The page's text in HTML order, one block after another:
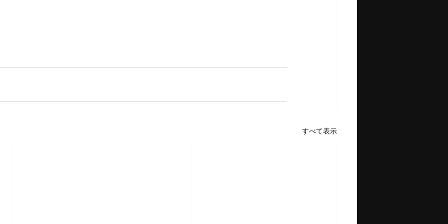
すべて表示